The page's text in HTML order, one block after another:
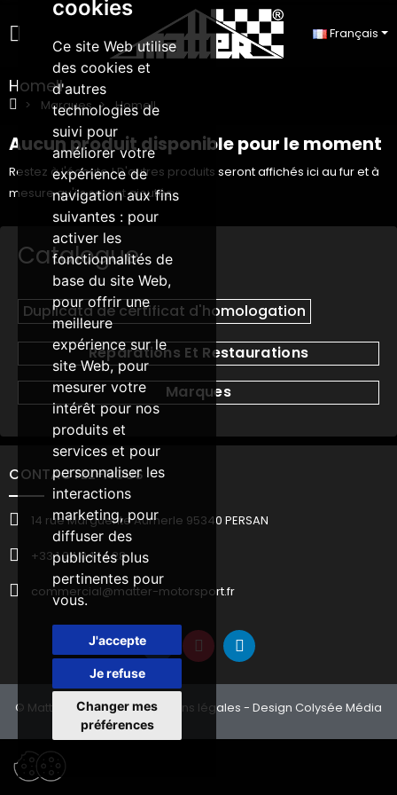
cookies
Ce site Web utilise
des cookies et
d'autres
technologies de
suivi pour
améliorer votre
expérience de
navigation aux fins
suivantes : pour
activer les
fonctionnalités de
base du site Web,
pour offrir une
meilleure
expérience sur le
site Web,pour
mesurer votre
intérêt pour nos
produits et
services et pour
personnaliser les
interactions
marketing,pour
diffuser des
publicités plus
pertinentes pour
vous.
J'accepte
Je refuse
Changer mes
préférences
Français
Homell
Marques Homell
Catalogue
Duplicata de certificat d'homologation
Réparations Et Restaurations
Marques
Aucun produit disponible pour le moment
Restez à l'écoute ! D'autres produits seront affichés ici au fur et à
mesure qu'ils seront ajoutés.
CONTACTEZ-NOUS
14 rue Marguerite Aumerle 95340 PERSAN
+33 1 34 04 14 28
commercial@matter-motorsport.fr
© Matter Motorsport -Mentions légales - Design Colysée Média